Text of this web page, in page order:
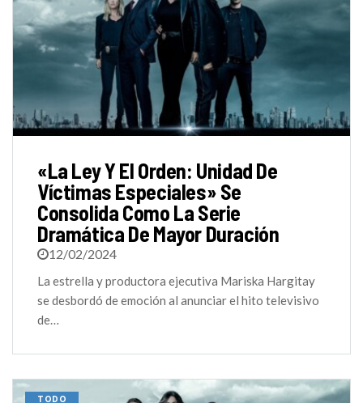
«La Ley Y El Orden: Unidad De
Víctimas Especiales» Se
Consolida Como La Serie
Dramática De Mayor Duración
12/02/2024
La estrella y productora ejecutiva Mariska Hargitay
se desbordó de emoción al anunciar el hito televisivo
de…
TODO